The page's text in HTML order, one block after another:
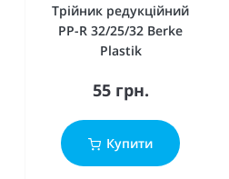
Трійник редукційний
PP-R 32/25/32 Berke
Plastik
55 грн.
Купити